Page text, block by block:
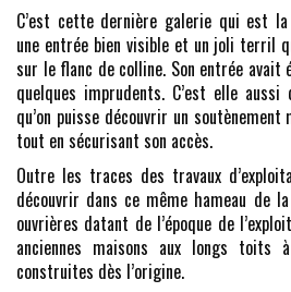
C’est cette dernière galerie qui est
une entrée bien visible et un joli terril
sur le flanc de colline. Son entrée
quelques imprudents. C’est elle
qu’on puisse découvrir un
tout en sécurisant son accès.
Outre les traces des travaux
découvrir dans ce même hameau de
ouvrières datant de l’époque de
anciennes maisons aux longs
construites dès l’origine.